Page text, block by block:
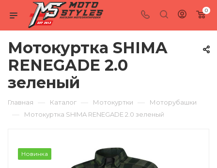
0
Мотокуртка SHIMA
RENEGADE 2.0
зеленый
Главная — Каталог — Мотокуртки — Моторубашки
— Мотокуртка SHIMA RENEGADE 2.0 зеленый
Новинка